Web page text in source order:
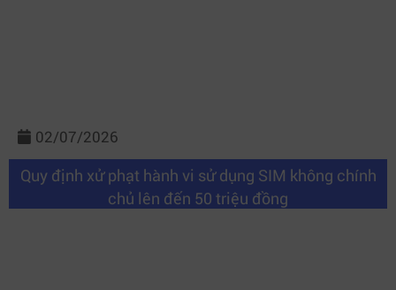
02/07/2026
Quy định xử phạt hành vi sử dụng SIM không chính
chủ lên đến 50 triệu đồng